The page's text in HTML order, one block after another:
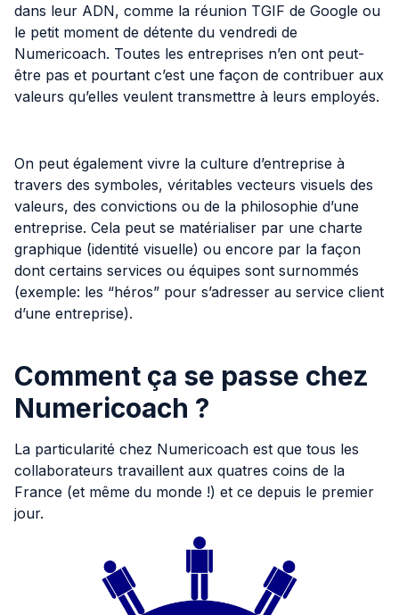
dans leur ADN, comme la réunion TGIF de Google ou
le petit moment de détente du vendredi de
Numericoach. Toutes les entreprises n’en ont peut-
être pas et pourtant c’est une façon de contribuer aux
valeurs qu’elles veulent transmettre à leurs employés.
On peut également vivre la culture d’entreprise à
travers des symboles, véritables vecteurs visuels des
valeurs, des convictions ou de la philosophie d’une
entreprise. Cela peut se matérialiser par une charte
graphique (identité visuelle) ou encore par la façon
dont certains services ou équipes sont surnommés
(exemple: les “héros” pour s’adresser au service client
d’une entreprise).
Comment ça se passe chez
Numericoach ?
La particularité chez Numericoach est que tous les
collaborateurs travaillent aux quatres coins de la
France (et même du monde !) et ce depuis le premier
jour.